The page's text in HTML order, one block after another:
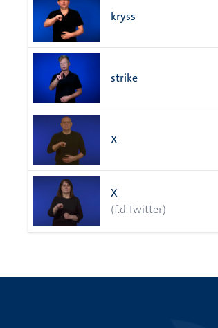
kryss
strike
X
X
(f.d Twitter)